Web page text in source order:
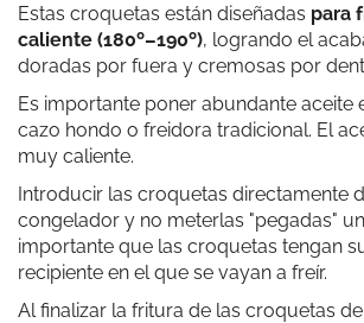
que no son unas croquetas
riquísimas. Lo único que espero que
todos los sitios♥️
Sandra Mancebo
Espectaculares. Las genuinas
Estas croquetas están diseñadas para
caliente (180º–190º), logrando el
doradas por fuera y cremosas por
Es importante poner abundante aceite
cazo hondo o freidora tradicional. El
muy caliente.
Introducir las croquetas directamente
congelador y no meterlas "pegadas"
importante que las croquetas tengan
recipiente en el que se vayan a freír.
Al finalizar la fritura de las croquetas